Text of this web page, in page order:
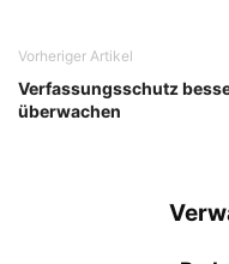
Vorheriger Artikel
Verfassungsschutz
überwachen